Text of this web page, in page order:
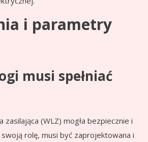
i parametry
musi spełniać
zasilająca (WLZ) mogła bezpiecznie i
rolę, musi być zaprojektowana i